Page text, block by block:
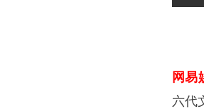
网易
六代